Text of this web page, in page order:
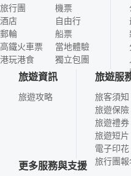
旅行團
酒店
郵輪
高鐵火車票
港玩港食
機票
自由行
船票
當地體驗
獨立包團
旅遊資訊
旅遊攻略
旅遊服
旅客須知
旅遊保險
旅遊禮券
旅遊短片
電子印花
旅行團
更多服務與支援